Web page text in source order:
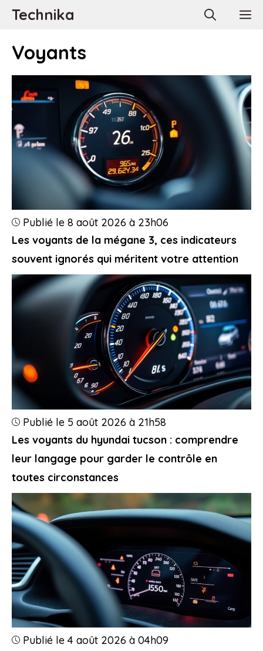
AllerTechnika
Voyants
Les voyants de la mégane 3, ces indicateurs
souvent ignorés qui méritent votre attention
Publié le 8 août 2026 à 23h06
Les voyants du hyundai tucson : comprendre
leur langage pour garder le contrôle en
toutes circonstances
Publié le 5 août 2026 à 21h58
Publié le 4 août 2026 à 04h09